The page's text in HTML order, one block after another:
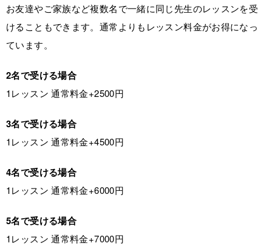
お友達やご家族など複数名で一緒に同じ先生のレッスンを受
けることもできます。通常よりもレッスン料金がお得になっ
ています。
2名で受ける場合
1レッスン 通常料金+2500円
3名で受ける場合
1レッスン 通常料金+4500円
4名で受ける場合
1レッスン 通常料金+6000円
5名で受ける場合
1レッスン 通常料金+7000円